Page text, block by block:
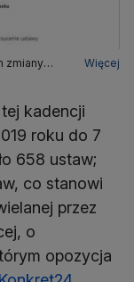
zmiany
Więcej
kadencji
roku do 7
658 ustaw;
co stanowi
przez
o
opozycja